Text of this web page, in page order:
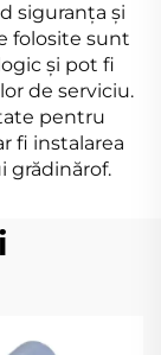
siguranța și
folosite sunt
și pot fi
de serviciu.
pentru
fi instalarea
grădinărof.